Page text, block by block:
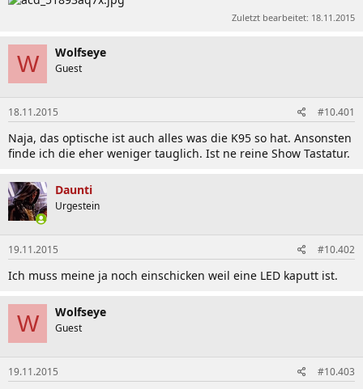
Zuletzt bearbeitet: 18.11.2015
W Wolfseye
Guest
18.11.2015 #10.401
Naja, das optische ist auch alles was die K95 so hat. Ansonsten
finde ich die eher weniger tauglich. Ist ne reine Show Tastatur.
Daunti
Urgestein
19.11.2015 #10.402
Ich muss meine ja noch einschicken weil eine LED kaputt ist.
W Wolfseye
Guest
19.11.2015 #10.403